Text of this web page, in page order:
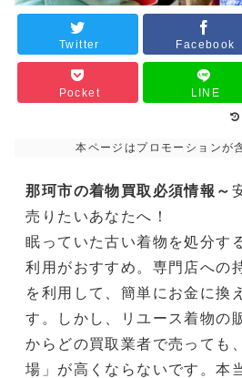
Twitter Facebook
Pocket LINE
本ページはプロモーションが
那珂市の着物買取必須情報～
売りたいあなたへ！
眠っていた古い着物を処分す
利用がおすすめ。専門店への
を利用して、簡単にお金に換
す。しかし、リユース着物の
からどの買取業者で売っても
場」が高くならないです。本